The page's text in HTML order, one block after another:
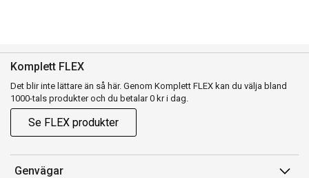
Komplett FLEX
Det blir inte lättare än så här. Genom Komplett FLEX kan du välja bland
1000-tals produkter och du betalar 0 kr i dag.
Se FLEX produkter
Genvägar